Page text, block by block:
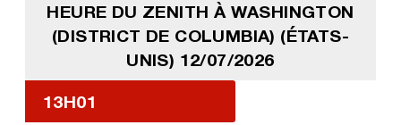
HEURE DU ZENITH À WASHINGTON
(DISTRICT DE COLUMBIA) (ÉTATS-
UNIS) 12/07/2026
13H01